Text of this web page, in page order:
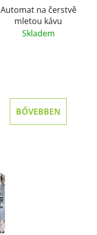
Automat na čerstvě
mletou kávu
Skladem
BŐVEBBEN